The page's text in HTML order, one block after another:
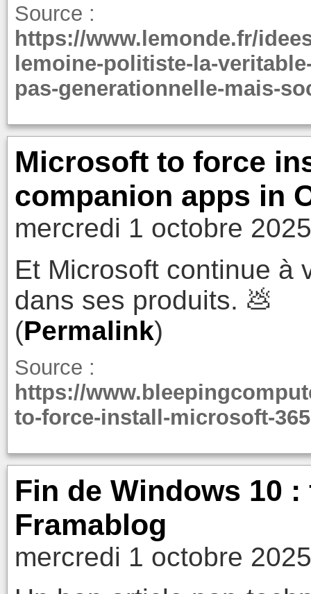
Source :
https://www.lemonde.fr/
lemoine-politiste-la-
pas-generationnelle-mais-
Microsoft to force
companion apps in
mercredi 1 octobre
Et Microsoft continue à
dans ses produits. 💩
(Permalink)
Source :
https://
to-force-install-microsoft-
Fin de Windows 10
Framablog
mercredi 1 octobre